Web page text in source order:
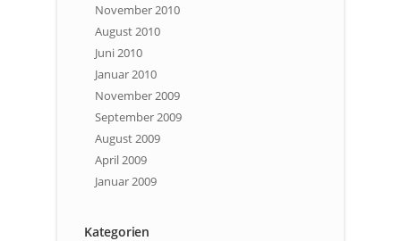
November 2010
August 2010
Juni 2010
Januar 2010
November 2009
September 2009
August 2009
April 2009
Januar 2009
Kategorien